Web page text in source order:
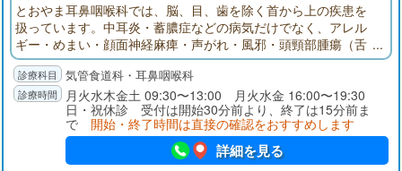
とおやま耳鼻咽喉科では、脳、目、歯を除く首から上の疾患を
扱っています。中耳炎・蓄膿症などの病気だけでなく、アレル
ギー・めまい・顔面神経麻痺・声がれ・風邪・頭頸部腫瘍（舌
癌、咽頭・喉頭癌や頸部腫瘍など）も専門としています。ま
た、アレルギー性鼻炎のレーザー治療、睡眠時無呼吸症候群の
治療もおこなっています。ご相談ください。当院では患者さん
の満足できる安全、安心の医療を提供できるよう心がけており
気管食道科・耳鼻咽喉科
月火水木金土 09:30〜13:00 月火水金 16:00〜19:30
日・祝休診 受付は開始30分前より、終了は15分前ま
で 開始・終了時間は直接の確認をおすすめします
詳細を見る